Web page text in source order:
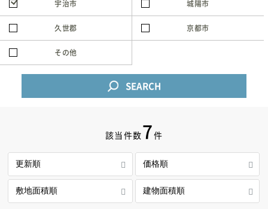
リフォームお問合せ
宇治市 城陽市
久世郡 京都市
その他
SEARCH
該当件数7件